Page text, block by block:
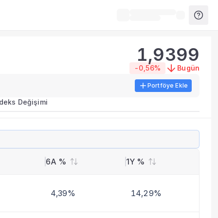
metrikleri listelenir.
benzer fonları inceleyebilirsiniz.
1,9399
-0,56% Bugün
Portföye Ekle
Değişimi
6A % 1Y %
4,39% 14,29%